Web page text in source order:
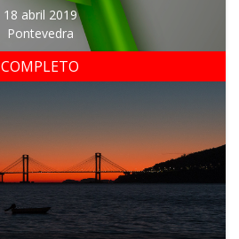
18 abril 2019
Pontevedra
COMPLETO